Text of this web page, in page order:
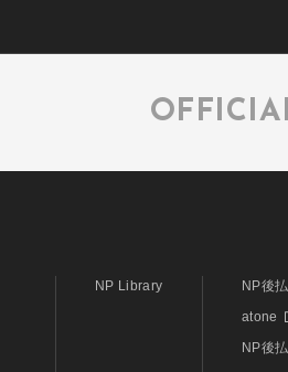
NP Library
NP後
atone
NP後